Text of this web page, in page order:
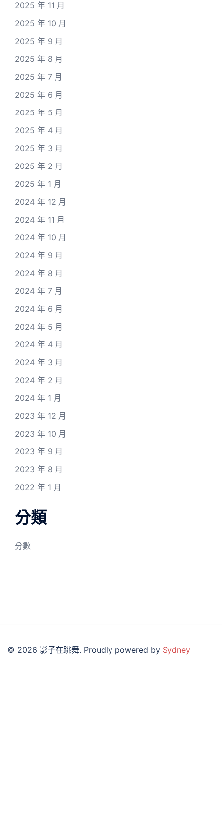
2025 年 11 月
2025 年 10 月
2025 年 9 月
2025 年 8 月
2025 年 7 月
2025 年 6 月
2025 年 5 月
2025 年 4 月
2025 年 3 月
2025 年 2 月
2025 年 1 月
2024 年 12 月
2024 年 11 月
2024 年 10 月
2024 年 9 月
2024 年 8 月
2024 年 7 月
2024 年 6 月
2024 年 5 月
2024 年 4 月
2024 年 3 月
2024 年 2 月
2024 年 1 月
2023 年 12 月
2023 年 10 月
2023 年 9 月
2023 年 8 月
2022 年 1 月
分類
分數
© 2026 影子在跳舞. Proudly powered by Sydney